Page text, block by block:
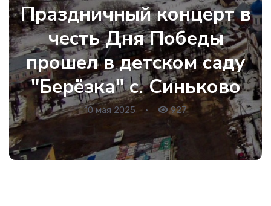
Праздничный концерт в
честь Дня Победы
прошел в детском саду
"Берёзка" с. Синьково
10 мая 2025 • 927